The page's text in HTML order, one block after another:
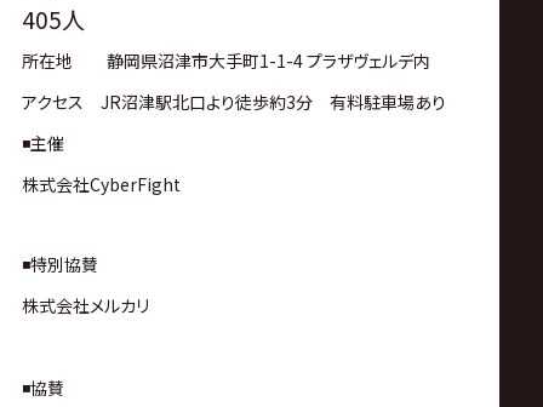
405人
所在地 静岡県沼津市大手町1-1-4 プラザヴェルデ内
アクセス JR沼津駅北口より徒歩約3分 有料駐車場あり
◾️主催
株式会社CyberFight
◾️特別協賛
株式会社メルカリ
◾️協賛